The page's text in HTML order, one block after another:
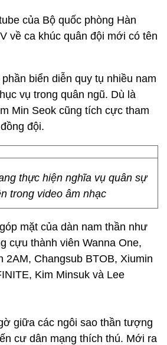
của Bộ quốc phòng Hàn
về ca khúc quân đội mới có tên
biển diễn quy tụ nhiều nam
vụ trong quân ngũ. Dù là
Min Seok cũng tích cực tham
đội.
thực hiện nghĩa vụ quân sự
trong video âm nhạc
mặt của dàn nam thần như
cựu thành viên Wanna One,
2AM, Changsub BTOB, Xiumin
Kim Minsuk và Lee
giữa các ngôi sao thần tượng
cư dân mạng thích thú. Mới ra